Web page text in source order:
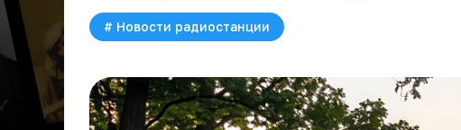
# Новости радиостанции